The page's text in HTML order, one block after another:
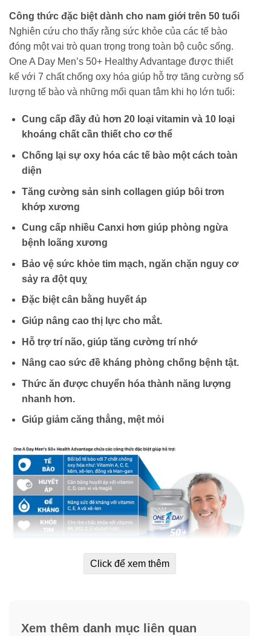
Công thức đặc biệt dành cho nam giới trên 50 tuổi
Nghiên cứu cho thấy rằng sức khỏe của các tế bào
đóng một vai trò quan trọng trong toàn bộ cuộc sống.
One A Day Men’s 50+ Healthy Advantage được thiết
kế với 7 chất chống oxy hóa giúp hỗ trợ tăng cường số
lượng tế bào và những mối quan tâm khi họ lớn tuổi:
Cung cấp đầy đủ hơn 20 loại vitamin và 10 loại
khoáng chất cần thiết cho cơ thể
Chống lại sự oxy hóa các tế bào một cách toàn
diện
Tăng cường sản sinh collagen giúp bôi trơn
khớp xương
Cung cấp nhiều Canxi hơn giúp phòng ngừa
bệnh loãng xương
Bảo vệ sức khỏe tim mạch, ngăn chặn nguy cơ
sảy ra đột quỵ
Đặc biệt cân bằng huyết áp
Giúp nâng cao thị lực cho mắt.
Hỗ trợ trí não, giúp tăng cường trí nhớ
Nâng cao sức đề kháng phòng chống bệnh tật.
Thức ăn được chuyển hóa thành năng lượng
nhanh hơn.
Giúp giảm căng thẳng, mệt mỏi
Click để xem thêm
Xem thêm danh mục liên quan